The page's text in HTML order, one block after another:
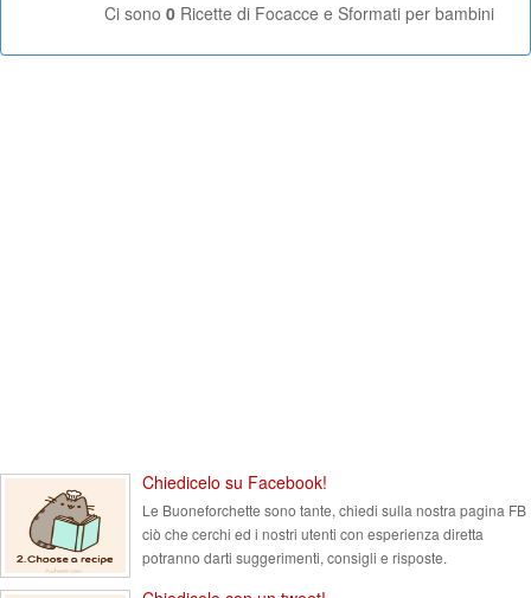
Ci sono 0 Ricette di Focacce e Sformati per bambini
Chiedicelo su Facebook!
Le Buoneforchette sono tante, chiedi sulla nostra pagina FB
ciò che cerchi ed i nostri utenti con esperienza diretta
potranno darti suggerimenti, consigli e risposte.